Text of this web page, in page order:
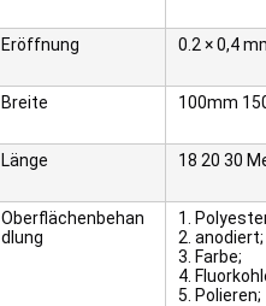
Eröffnung 0.2 × 0,4
Breite 100mm
Länge 18 20 30
Oberflächenbehan
dlung
1.
2. anodiert;
3. Farbe;
4.
5. Polieren;